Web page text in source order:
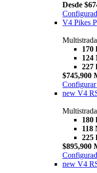
Desde
V4 Pikes
170
124
227
$745,900
Configurar
new V4
180
118
225
$895,900
new V4